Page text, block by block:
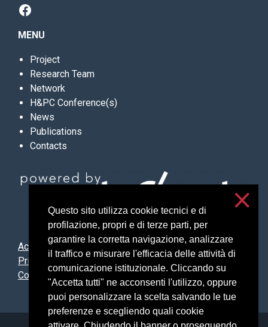
Questo sito utilizza cookie tecnici e di
profilazione, propri e di terze parti, per
garantire la corretta navigazione, analizzare
il traffico e misurare l'efficacia delle attività di
comunicazione istituzionale. Cliccando su
"Accetta tutti" ne acconsenti l'utilizzo, oppure
puoi personalizzare la scelta salvando le tue
preferenze e scegliendo quali cookie
Facebook
MENU
Project
Research Team
Network
H&PC Conference(s)
News
Publications
Contacts
Accessibilità
Privacy and cookies
Cookie settings